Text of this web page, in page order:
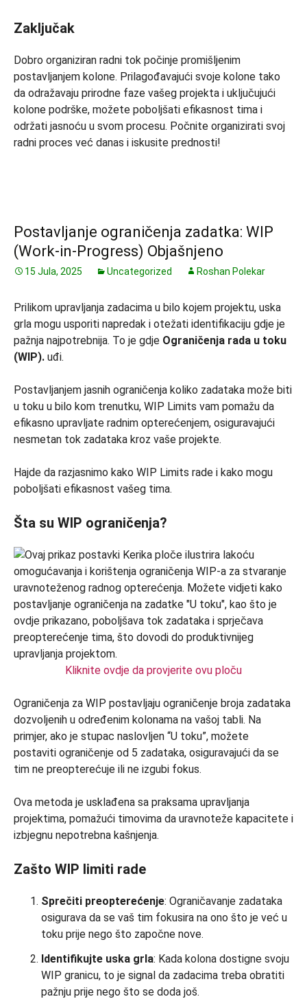
Zaključak
Dobro organiziran radni tok počinje promišljenim
postavljanjem kolone. Prilagođavajući svoje kolone tako
da odražavaju prirodne faze vašeg projekta i uključujući
kolone podrške, možete poboljšati efikasnost tima i
održati jasnoću u svom procesu. Počnite organizirati svoj
radni proces već danas i iskusite prednosti!
Postavljanje ograničenja zadatka: WIP
(Work-in-Progress) Objašnjeno
15 Jula, 2025 Uncategorized Roshan Polekar
Prilikom upravljanja zadacima u bilo kojem projektu, uska
grla mogu usporiti napredak i otežati identifikaciju gdje je
pažnja najpotrebnija. To je gdje Ograničenja rada u toku
(WIP). uđi.
Postavljanjem jasnih ograničenja koliko zadataka može biti
u toku u bilo kom trenutku, WIP Limits vam pomažu da
efikasno upravljate radnim opterećenjem, osiguravajući
nesmetan tok zadataka kroz vaše projekte.
Hajde da razjasnimo kako WIP Limits rade i kako mogu
poboljšati efikasnost vašeg tima.
Šta su WIP ograničenja?
Kliknite ovdje da provjerite ovu ploču
Ograničenja za WIP postavljaju ograničenje broja zadataka
dozvoljenih u određenim kolonama na vašoj tabli. Na
primjer, ako je stupac naslovljen “U toku”, možete
postaviti ograničenje od 5 zadataka, osiguravajući da se
tim ne preopterećuje ili ne izgubi fokus.
Ova metoda je usklađena sa praksama upravljanja
projektima, pomažući timovima da uravnoteže kapacitete i
izbjegnu nepotrebna kašnjenja.
Zašto WIP limiti rade
Sprečiti preopterećenje: Ograničavanje zadataka
osigurava da se vaš tim fokusira na ono što je već u
toku prije nego što započne nove.
Identifikujte uska grla: Kada kolona dostigne svoju
WIP granicu, to je signal da zadacima treba obratiti
pažnju prije nego što se doda još.